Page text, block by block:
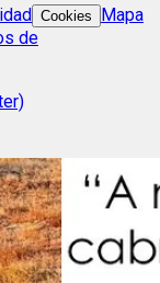
Cookies
Mapa
de